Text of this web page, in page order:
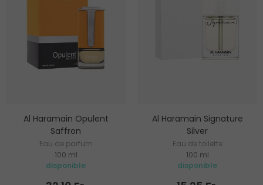
Al Haramain Opulent
Saffron
Eau de parfum
100 ml
disponible
Al Haramain Signature
Silver
Eau de toilette
100 ml
disponible